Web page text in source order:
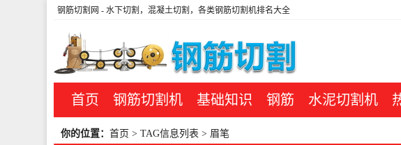
钢筋切割网 - 水下切割，混凝土切割，各类钢筋切割机排名大全
首页 钢筋切割机 基础知识 钢筋 水泥切割机
你的位置： 首页 > TAG信息列表 > 眉笔